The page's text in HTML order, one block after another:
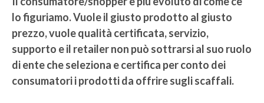
lo figuriamo. Vuole il giusto prodotto al giusto
prezzo, vuole qualità certificata, servizio,
supporto e il retailer non può sottrarsi al suo ruolo
di ente che seleziona e certifica per conto dei
consumatori i prodotti da offrire sugli scaffali.